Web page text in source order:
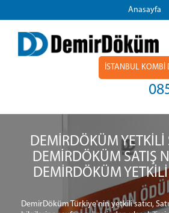
Anasayfa
İSTANBUL KOMBİ
DEMİRDÖKÜM YETKİLİ
DEMİRDÖKÜM SATIŞ
DEMİRDÖKÜM YETKİLİ
DemirDöküm Türkiye'nin yetkili satıcı,